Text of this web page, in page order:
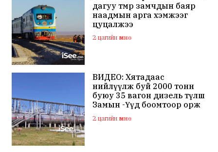
дагуу төмөр замчдын баяр
наадмын арга хэмжээг
цуцалжээ
2 цагийн өмнө
ВИДЕО: Хятадаас
нийлүүлж буй 2000 тонн
буюу 35 вагон дизель түлш
Замын -Үүд боомтоор орж
ирлээ
2 цагийн өмнө